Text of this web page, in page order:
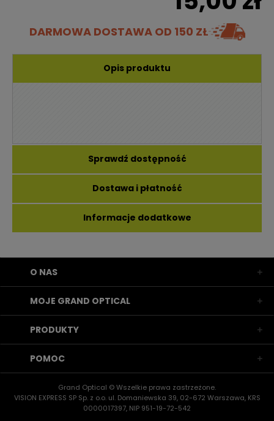
DARMOWA DOSTAWA OD 150 ZŁ
Opis produktu
Sprawdź dostępność
Dostawa i płatność
Informacje dodatkowe
O NAS
MOJE GRAND OPTICAL
PRODUKTY
POMOC
Grand Optical © Wszelkie prawa zastrzeżone.
VISION EXPRESS SP Sp. z o.o. ul. Domaniewska 39, 02-672 Warszawa, KRS
0000017397, NIP 951-19-72-542